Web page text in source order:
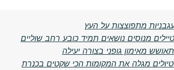
מתפוצצות על העץ
מנוסים נושאים תמיד כובע רחב שוליים
מאימון גופני בצורה יעילה
מגלה את המקומות הכי שקטים בכנרת